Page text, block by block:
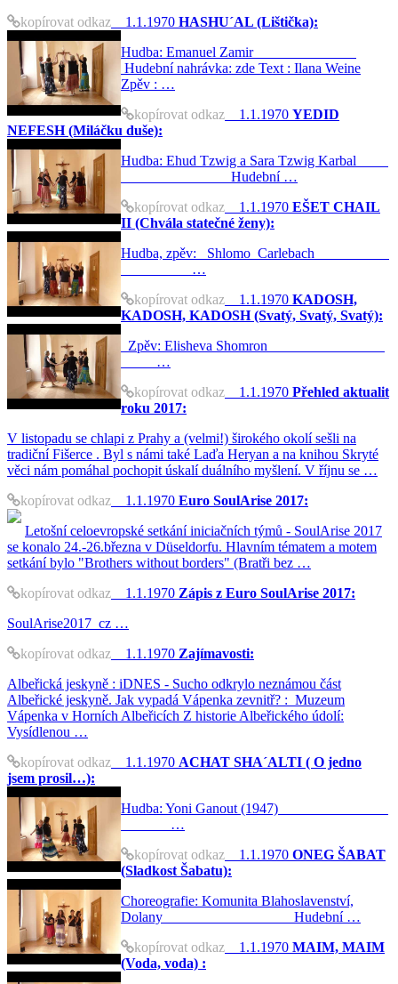
kopírovat odkaz 1.1.1970 HASHU´AL (Lištička):
Hudba: Emanuel Zamir
Hudební nahrávka: zde Text : Ilana Weine
Zpěv : …
kopírovat odkaz 1.1.1970 YEDID
NEFESH (Miláčku duše):
Hudba: Ehud Tzwig a Sara Tzwig Karbal
Hudební …
kopírovat odkaz 1.1.1970 EŠET CHAIL
II (Chvála statečné ženy):
Hudba, zpěv: Shlomo Carlebach
…
kopírovat odkaz 1.1.1970 KADOSH,
KADOSH, KADOSH (Svatý, Svatý, Svatý):
Zpěv: Elisheva Shomron
…
kopírovat odkaz 1.1.1970 Přehled aktualit
roku 2017:
V listopadu se chlapi z Prahy a (velmi!) širokého okolí sešli na
tradiční Fišerce . Byl s námi také Laďa Heryan a na knihou Skryté
věci nám pomáhal pochopit úskalí duálního myšlení. V říjnu se …
kopírovat odkaz 1.1.1970 Euro SoulArise 2017:
Letošní celoevropské setkání iniciačních týmů - SoulArise 2017
se konalo 24.-26.března v Düseldorfu. Hlavním tématem a motem
setkání bylo "Brothers without borders" (Bratři bez …
kopírovat odkaz 1.1.1970 Zápis z Euro SoulArise 2017:
SoulArise2017_cz …
kopírovat odkaz 1.1.1970 Zajímavosti:
Albeřická jeskyně : iDNES - Sucho odkrylo neznámou část
Albeřické jeskyně. Jak vypadá Vápenka zevnitř? : Muzeum
Vápenka v Horních Albeřicích Z historie Albeřického údolí:
Vysídlenou …
kopírovat odkaz 1.1.1970 ACHAT SHA´ALTI ( O jedno
jsem prosil…):
Hudba: Yoni Ganout (1947)
…
kopírovat odkaz 1.1.1970 ONEG ŠABAT
(Sladkost Šabatu):
Choreografie: Komunita Blahoslavenství,
Dolany Hudební …
kopírovat odkaz 1.1.1970 MAIM, MAIM
(Voda, voda) :